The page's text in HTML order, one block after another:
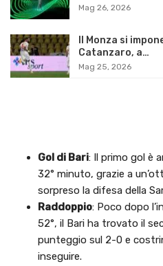
Mag 26, 2026
Il Monza si
Catanzaro, a…
Mag 25, 2026
Gol di Bari: Il primo gol è
32° minuto, grazie a
sorpreso la difesa della
Raddoppio: Poco dopo
52°, il Bari ha trovato il
punteggio sul 2-0 e
inseguire.